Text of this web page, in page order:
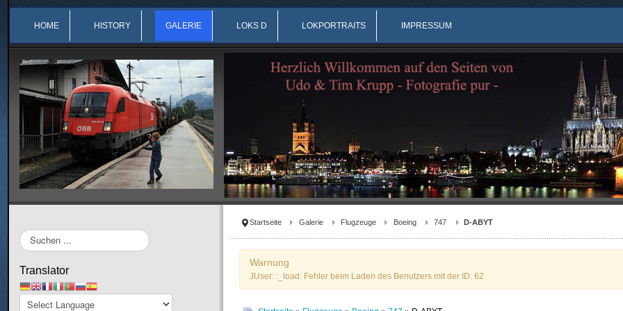
HOME HISTORY GALERIE LOKS D LOKPORTRAITS IMPRESSUM
Startseite Galerie Flugzeuge Boeing 747 D-ABYT
Warnung
JUser: :_load: Fehler beim Laden des Benutzers mit der ID: 62
Suchen
...
Translator